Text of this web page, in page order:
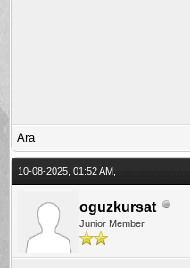
Ara
10-08-2025, 01:52 AM,
oguzkursat
Junior Member